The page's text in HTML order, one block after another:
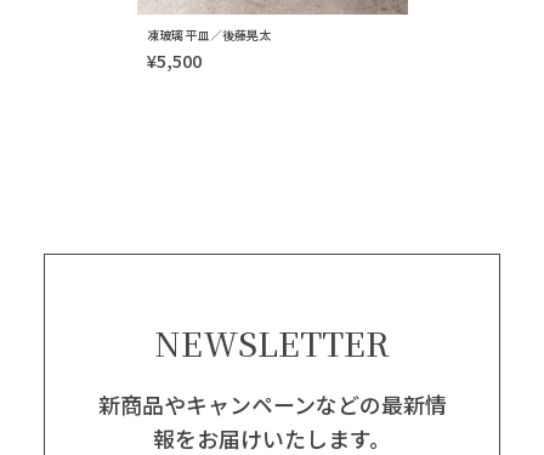
凍玻璃 平皿／後藤晃太
¥5,500
NEWSLETTER
新商品やキャンペーンなどの最新情
報をお届けいたします。